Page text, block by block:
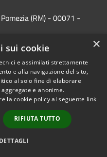
(RM) - 00071 -
×
sui cookie
e assimilati strettamente
e alla navigazione del sito,
al solo fine di elaborare
e anonime.
la cookie policy al seguente link
RIFIUTA TUTTO